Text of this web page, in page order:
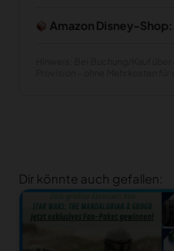
Amazon Disney-Shop:
Dir könnte auch gefallen: